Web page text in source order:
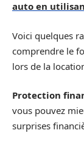
auto en
Voici quelques
comprendre le
lors de la
Protection
vous pouvez
surprises